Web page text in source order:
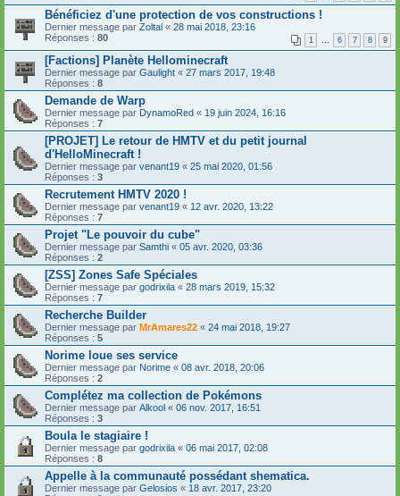
Bénéficiez d'une protection de vos constructions !
Dernier message par Zoltal « 28 mai 2018, 23:16
Réponses : 80 1 … 6 7 8 9
[Factions] Planète Hellominecraft
Dernier message par Gaulight « 27 mars 2017, 19:48
Réponses : 8
Demande de Warp
Dernier message par DynamoRed « 19 juin 2024, 16:16
Réponses : 7
[PROJET] Le retour de HMTV et du petit journal
d'HelloMinecraft !
Dernier message par venant19 « 25 mai 2020, 01:56
Réponses : 3
Recrutement HMTV 2020 !
Dernier message par venant19 « 12 avr. 2020, 13:22
Réponses : 7
Projet "Le pouvoir du cube"
Dernier message par Samthi « 05 avr. 2020, 03:36
Réponses : 2
[ZSS] Zones Safe Spéciales
Dernier message par godrixila « 28 mars 2019, 15:32
Réponses : 7
Recherche Builder
Dernier message par MrAmares22 « 24 mai 2018, 19:27
Réponses : 5
Norime loue ses service
Dernier message par Norime « 08 avr. 2018, 20:06
Réponses : 2
Complétez ma collection de Pokémons
Dernier message par Alkool « 06 nov. 2017, 16:51
Réponses : 3
Boula le stagiaire !
Dernier message par godrixila « 06 mai 2017, 02:08
Réponses : 8
Appelle à la communauté possédant shematica.
Dernier message par Gelosios « 18 avr. 2017, 23:20